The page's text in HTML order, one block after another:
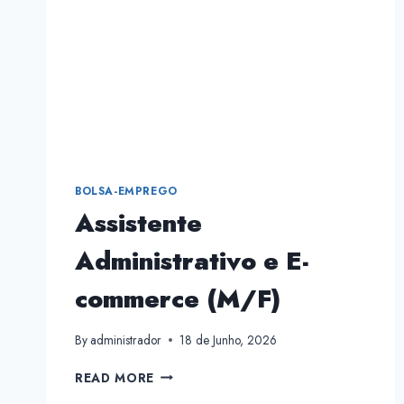
BOLSA-EMPREGO
Assistente
Administrativo e E-
commerce (M/F)
By administrador 18 de Junho, 2026
READ MORE ASSISTENTE